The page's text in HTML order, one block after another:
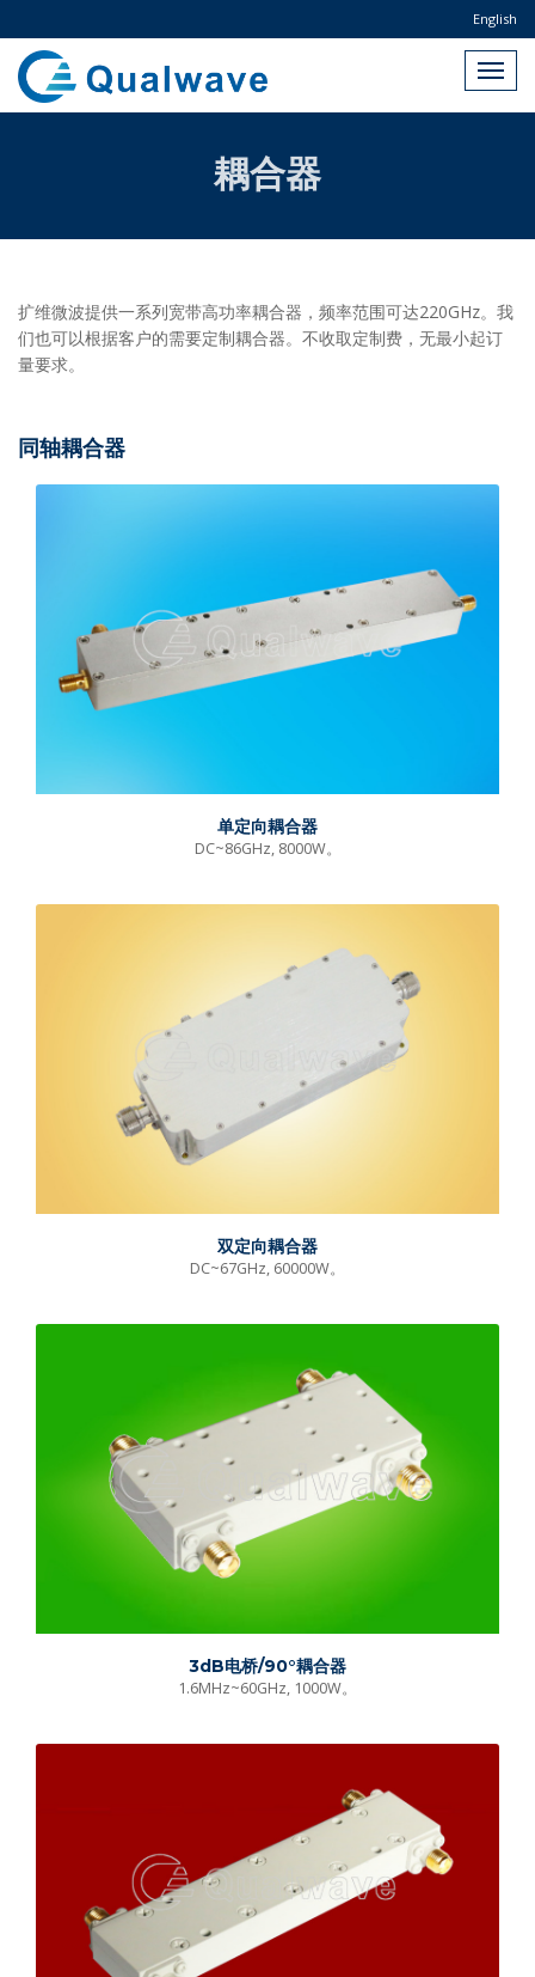
English
耦合器
扩维微波提供一系列宽带高功率耦合器，频率范围可达220GHz。我
们也可以根据客户的需要定制耦合器。不收取定制费，无最小起订
量要求。
同轴耦合器
单定向耦合器
DC~86GHz, 8000W。
双定向耦合器
DC~67GHz, 60000W。
3dB电桥/90°耦合器
1.6MHz~60GHz, 1000W。